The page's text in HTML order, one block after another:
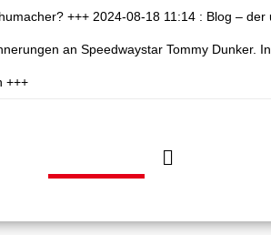
+++ 2024-08-18 11:14 : Blog – der
an Speedwaystar Tommy Dunker.
+++